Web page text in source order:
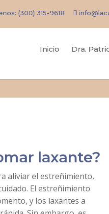
(300) 315-9618
Inicio Dra.
laxante?
aliviar el estreñimiento,
El estreñimiento
y los laxantes a